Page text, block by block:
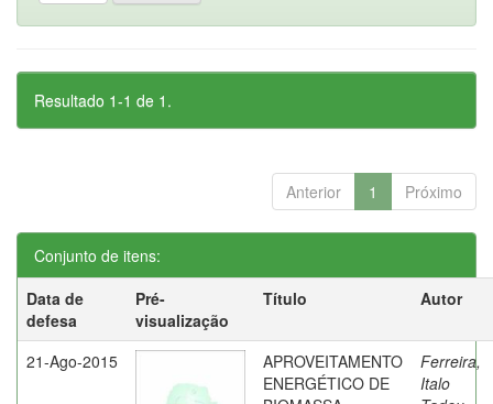
Resultado 1-1 de 1.
Anterior 1 Próximo
Conjunto de itens:
Data de
defesa
Pré-
visualização
Título Autor
21-Ago-2015
APROVEITAMENTO
ENERGÉTICO DE
Ferreira,
Italo